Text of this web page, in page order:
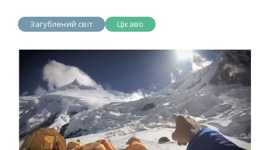
Загублений світ Цікаво